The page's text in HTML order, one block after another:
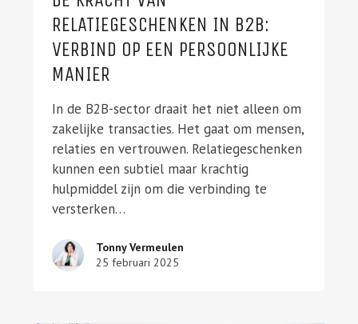
RELATIEGESCHENKEN IN B2B:
VERBIND OP EEN PERSOONLIJKE
MANIER
In de B2B-sector draait het niet alleen om
zakelijke transacties. Het gaat om mensen,
relaties en vertrouwen. Relatiegeschenken
kunnen een subtiel maar krachtig
hulpmiddel zijn om die verbinding te
versterken…
Tonny Vermeulen
25 februari 2025